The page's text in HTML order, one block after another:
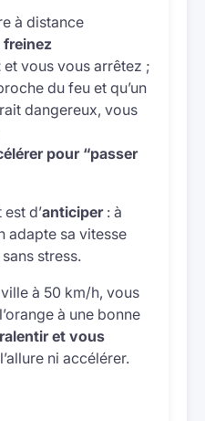
à distance
freinez
et vous vous arrêtez ;
du feu et qu’un
dangereux, vous
pour “passer
d’anticiper: à
adapte sa vitesse
stress.
à 50 km/h, vous
à une bonne
ralentir et vous
ni accélérer.